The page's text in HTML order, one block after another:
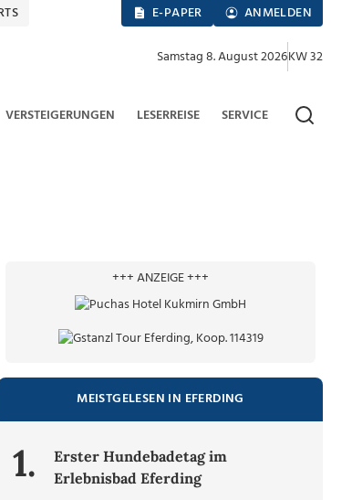
E-PAPER ANMELDEN
Samstag 8. August 2026KW 32
VERSTEIGERUNGEN LESERREISE SERVICE
+++ ANZEIGE +++
MEISTGELESEN IN EFERDING
1.
Erster Hundebadetag im
Erlebnisbad Eferding